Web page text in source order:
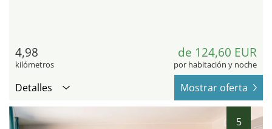
4,98
kilómetros
de 124,60 EUR
por habitación y noche
Detalles Mostrar oferta
5